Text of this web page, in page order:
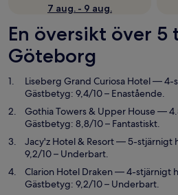
7 aug. - 9 aug.
En översikt över
Göteborg
Liseberg Grand Curiosa Hotel— 4-
Gästbetyg: 9,4/10 – Enastående.
Gothia Towers & Upper House—
Gästbetyg: 8,8/10 – Fantastiskt.
Jacy'z Hotel & Resort— 5-stjärnigt
9,2/10 – Underbart.
Clarion Hotel Draken— 4-stjärnigt
Gästbetyg: 9,2/10 – Underbart.